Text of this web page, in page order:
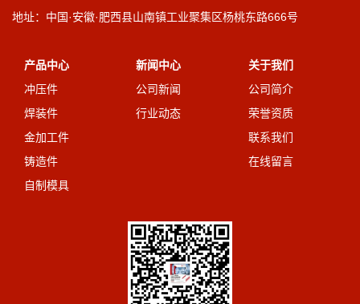
地址：中国·安徽·肥西县山南镇工业聚集区杨桃东路666号
产品中心
冲压件
焊装件
金加工件
铸造件
自制模具
新闻中心
公司新闻
行业动态
关于我们
公司简介
荣誉资质
联系我们
在线留言